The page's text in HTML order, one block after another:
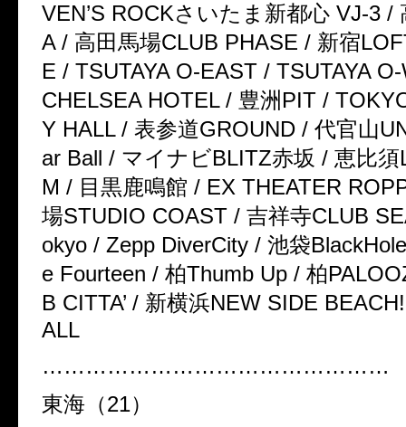
VEN’S ROCKさいたま新都心 VJ-3 /
A / 高田馬場CLUB PHASE / 新宿
E / TSUTAYA O-EAST / TSUTAYA
CHELSEA HOTEL / 豊洲 PIT /
Y HALL / 表参道GROUND / 代官山
ar Ball / マイナビBLITZ赤坂 / 恵比須
M / 目黒鹿鳴館 / EX THEATER
場STUDIO COAST / 吉祥寺CLUB
okyo / Zepp DiverCity / 池袋
e Fourteen / 柏Thumb Up / 柏
B CITTA’ / 新横浜NEW SIDE
ALL
…………………………………………
東海（21）